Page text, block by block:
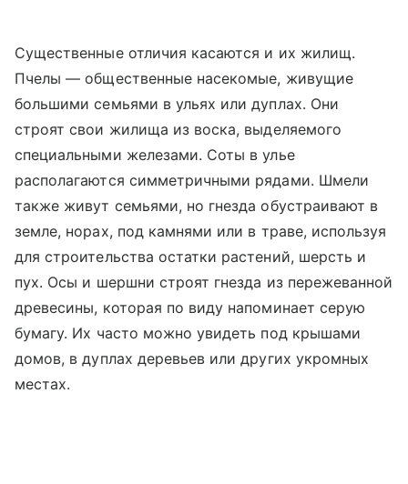
Существенные отличия касаются и их жилищ.
Пчелы — общественные насекомые, живущие
большими семьями в ульях или дуплах. Они
строят свои жилища из воска, выделяемого
специальными железами. Соты в улье
располагаются симметричными рядами. Шмели
также живут семьями, но гнезда обустраивают в
земле, норах, под камнями или в траве, используя
для строительства остатки растений, шерсть и
пух. Осы и шершни строят гнезда из пережеванной
древесины, которая по виду напоминает серую
бумагу. Их часто можно увидеть под крышами
домов, в дуплах деревьев или других укромных
местах.